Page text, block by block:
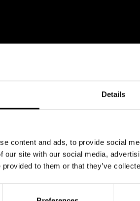
Details
content and ads, to provide social
our site with our social media,
provided to them or that they’ve